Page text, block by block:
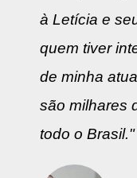
à Letícia e
quem tiver
de minha
são milhares
todo o Brasil."